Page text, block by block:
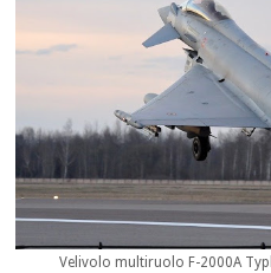
Velivolo multiruolo F-2000A